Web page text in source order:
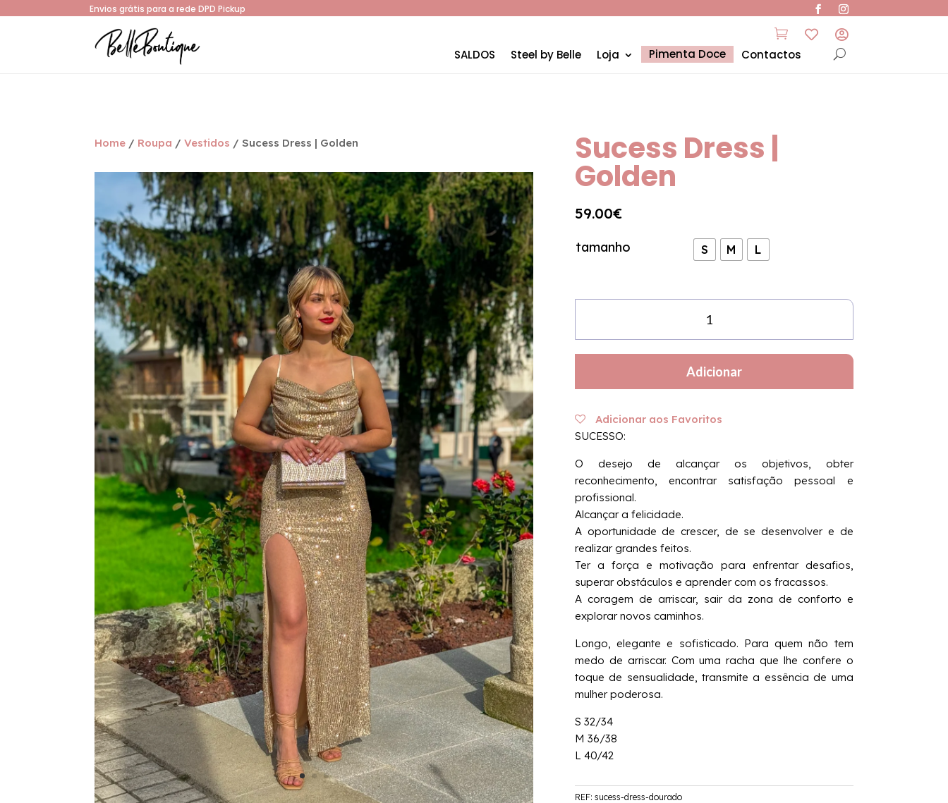
Envios grátis para a rede DPD Pickup
  
SALDOS Steel by Belle Loja Pimenta Doce Contactos
Home / Roupa /Vestidos / Sucess Dress | Golden Sucess Dress |
Golden
59.00€
tamanho S M L
Sucess
Adicionar
Adicionar aos Favoritos
SUCESSO:
O desejo de alcançar os objetivos, obter
reconhecimento, encontrar satisfação pessoal e
profissional.
Alcançar a felicidade.
A oportunidade de crescer, de se desenvolver e de
realizar grandes feitos.
Ter a força e motivação para enfrentar desafios,
superar obstáculos e aprender com os fracassos.
A coragem de arriscar, sair da zona de conforto e
explorar novos caminhos.
Longo, elegante e sofisticado. Para quem não tem
medo de arriscar. Com uma racha que lhe confere o
toque de sensualidade, transmite a essência de uma
mulher poderosa.
S 32/34
M 36/38
L 40/42
REF: sucess-dress-dourado